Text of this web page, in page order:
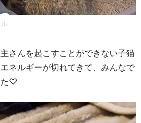
さんを起こすことができない子猫
ネルギーが切れてきて、みんなで
た♡